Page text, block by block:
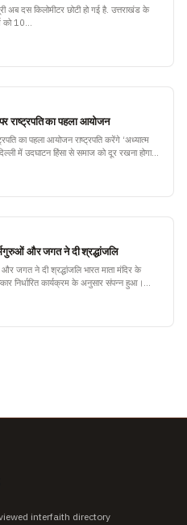
अब दस किलोमीटर छोटी हो गई है. उत्तराखंड के
को 10…
राष्ट्रपति का पहला आयोजन
का पहला आयोजन राष्ट्रपति करेंगे ‘अध्यात्म
में उदघाटन हिंसा से समाज को दूर रखना होगा –
और जगत ने दी श्रद्धांजलि
जगत ने दी श्रद्धांजलि भारत माता मंदिर के
निर्धारित कार्यक्रम के अनुसार संपन्न हुआ।
interfaith directory